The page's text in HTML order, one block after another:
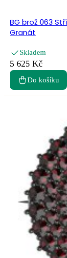
BG brož 063
Granát
Skladem
5 625 Kč
Do košíku